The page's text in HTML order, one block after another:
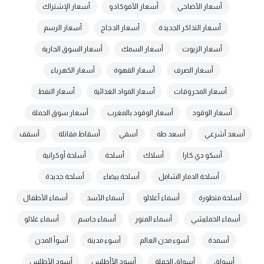
أسعار الأضاحي أسعار الأفوكادو أسعار الإشتراك
أسعار التذاكر الجديدة أسعار الدجاج أسعار الرسم
أسعار الزيوت أسعار السمك أسعار السوق الجارية
أسعار الصرف أسعار القهوة أسعار الكهرباء
أسعار المحروقات أسعار المواد الغذائية أسعار النفط
أسعار الوقود أسعار الوقود بالمغرب أسعار سوق الجملة
أسعد أشرعي أسعد طه أسفي أسقاط مقاتلة أسقف
أسكو دي كارا أسلاك أسلحة أسلحة أوكرانية
أسلحة الدمار الشامل أسلحة بيضاء أسلحة جديدة
أسلحة متطورة أسماء أغلالو أسماء الأسد أسماء الأطفال
أسماء الخمليشي أسماء المنور أسماء جاسم أسماء غلالو
أسمدة أسوء مدن العالم أسوء مدينة أسوأ المدن
أسواق أسواق الجملة أسود الأأطلس أسود الأطلس